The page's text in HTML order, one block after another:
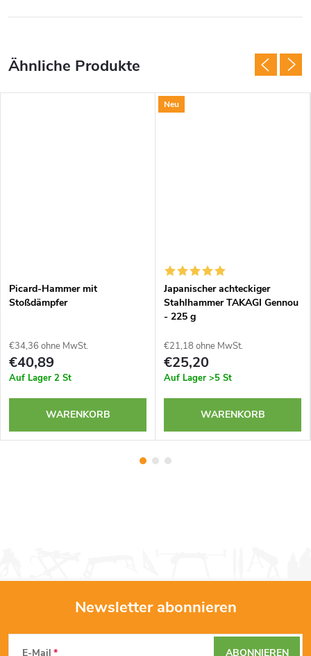
Picard-Hammer mit
Stoßdämpfer
€34,36 ohne MwSt.
€40,89
Auf Lager 2 St
WARENKORB
Neu
Japanischer achteckiger
Stahlhammer TAKAGI Gennou
- 225 g
€21,18 ohne MwSt.
€25,20
Auf Lager >5 St
WARENKORB
F
Newsletter abonnieren
E-Mail ABONNIEREN